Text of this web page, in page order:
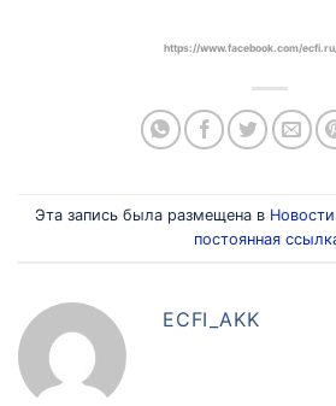
https://www.facebook.com/
Эта запись была размещена в Новости
постоянная
ECFI_AKK